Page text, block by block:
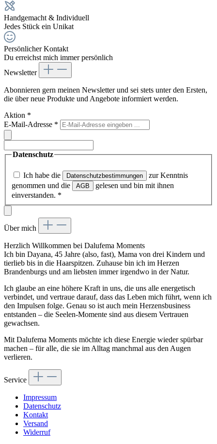
Handgemacht & Individuell
Jedes Stück ein Unikat
Persönlicher Kontakt
Du erreichst mich immer persönlich
Newsletter
Abonnieren gern meinen Newsletter und sei stets unter den Ersten,
die über neue Produkte und Angebote informiert werden.
Aktion *
E-Mail-Adresse *
Datenschutz
Ich habe die Datenschutzbestimmungen
zur Kenntnis
genommen und die
AGB
gelesen und bin mit ihnen
einverstanden. *
Über mich
Herzlich Willkommen bei Dalufema Moments
Ich bin Dayana, 45 Jahre (also, fast), Mama von drei Kindern und
tierlieb bis in die Haarspitzen. Zuhause bin ich im Herzen
Brandenburgs und am liebsten immer irgendwo in der Natur.
Ich glaube an eine höhere Kraft in uns, die uns alle energetisch
verbindet, und vertraue darauf, dass das Leben mich führt, wenn ich
den Impulsen folge. Genau so ist auch mein Herzensbusiness
entstanden – die Seelen-Momente sind aus diesem Vertrauen
gewachsen.
Mit Dalufema Moments möchte ich diese Energie wieder spürbar
machen – für alle, die sie im Alltag manchmal aus den Augen
verlieren.
Service
Impressum
Datenschutz
Kontakt
Versand
Widerruf